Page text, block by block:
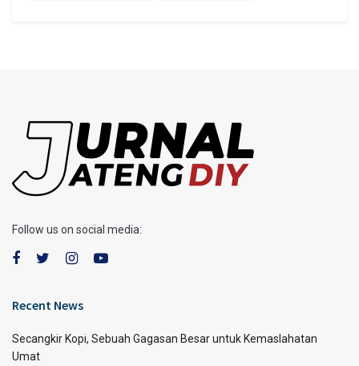
Follow us on social media:
Recent News
Secangkir Kopi, Sebuah Gagasan Besar untuk Kemaslahatan
Umat